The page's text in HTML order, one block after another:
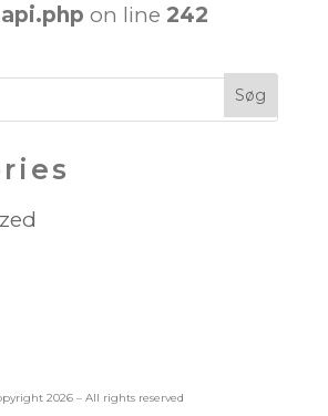
on line 242
2026 – All rights reserved